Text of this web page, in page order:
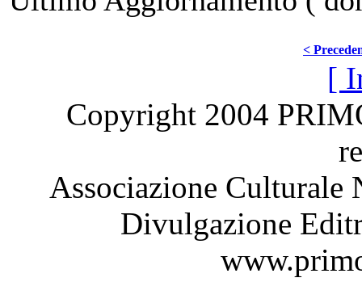
<
[
Copyright 2004
Associazione
Divulgazione